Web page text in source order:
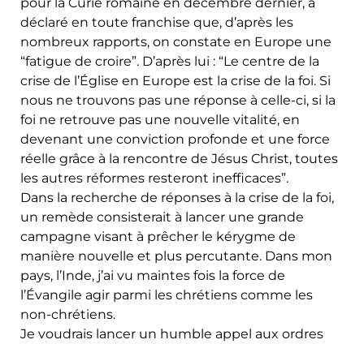
déclaré en toute franchise que, d’après les
nombreux rapports, on constate en Europe une
“fatigue de croire”. D’après lui : “Le centre de la
crise de l’Église en Europe est la crise de la foi. Si
nous ne trouvons pas une réponse à celle-ci, si la
foi ne retrouve pas une nouvelle vitalité, en
devenant une conviction profonde et une force
réelle grâce à la rencontre de Jésus Christ, toutes
les autres réformes resteront inefficaces”.
Dans la recherche de réponses à la crise de la foi,
un remède consisterait à lancer une grande
campagne visant à prêcher le kérygme de
manière nouvelle et plus percutante. Dans mon
pays, l’Inde, j’ai vu maintes fois la force de
l’Évangile agir parmi les chrétiens comme les
non-chrétiens.
Je voudrais lancer un humble appel aux ordres